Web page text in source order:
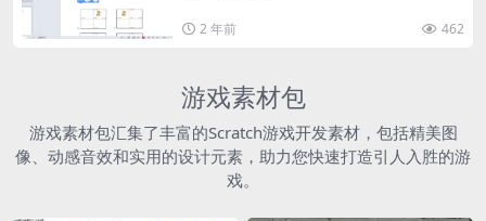
2 年前 462
游戏素材包
游戏素材包汇集了丰富的Scratch游戏开发素材，包括精美图
像、动感音效和实用的设计元素，助力您快速打造引人入胜的游
戏。